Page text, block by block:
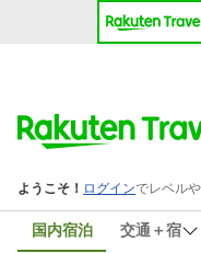
国内宿泊 交通＋宿